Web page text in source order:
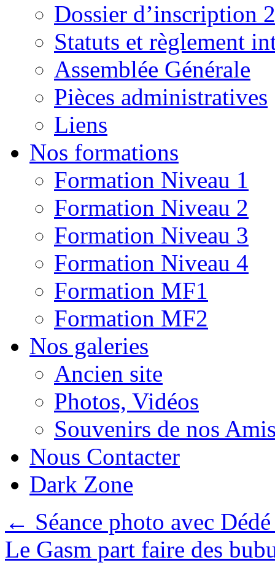
Dossier d’inscription
Statuts et règlement
Assemblée Générale
Pièces administratives
Liens
Nos formations
Formation Niveau 1
Formation Niveau 2
Formation Niveau 3
Formation Niveau 4
Formation MF1
Formation MF2
Nos galeries
Ancien site
Photos, Vidéos
Souvenirs de nos
Nous Contacter
Dark Zone
← Séance photo avec
Le Gasm part faire des